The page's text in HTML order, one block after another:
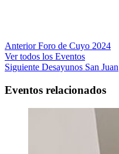
Anterior Foro de Cuyo 2024
Ver todos los Eventos
Siguiente Desayunos San Juan
Eventos relacionados